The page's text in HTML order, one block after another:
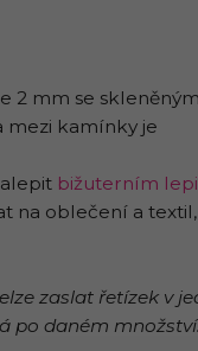
2 mm se
mezi kamínky je
bižuterním
na oblečení a textil,
zaslat řetízek v
po daném množství.